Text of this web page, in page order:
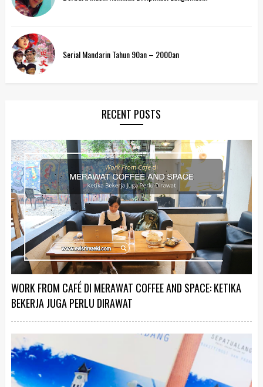
Serial Mandarin Tahun 90an – 2000an
RECENT POSTS
WORK FROM CAFÉ DI MERAWAT COFFEE AND SPACE: KETIKA
BEKERJA JUGA PERLU DIRAWAT